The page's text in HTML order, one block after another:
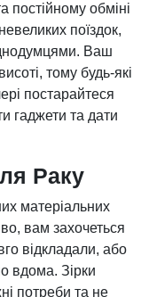
постійному обміні
поїздок,
Ваш
тому будь-які
постарайтеся
гаджети та дати
Раку
матеріальних
вам захочеться
відкладали, або
вдома. Зірки
потреби та не